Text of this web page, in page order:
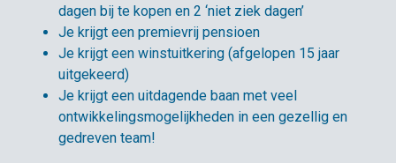
dagen bij te kopen en 2 ‘niet ziek dagen’
Je krijgt een premievrij pensioen
Je krijgt een winstuitkering (afgelopen 15 jaar
uitgekeerd)
Je krijgt een uitdagende baan met veel
ontwikkelingsmogelijkheden in een gezellig en
gedreven team!